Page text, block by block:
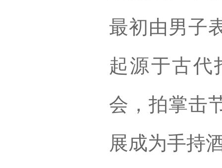
最初由男子
起源于古代
会，拍掌击
展成为手持